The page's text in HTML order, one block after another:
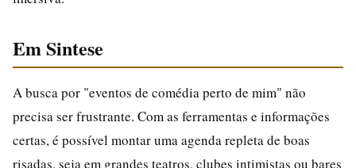
Em Sintese
A busca por "eventos de comédia perto de mim" não
precisa ser frustrante. Com as ferramentas e informações
certas, é possível montar uma agenda repleta de boas
risadas, seja em grandes teatros, clubes intimistas ou bares